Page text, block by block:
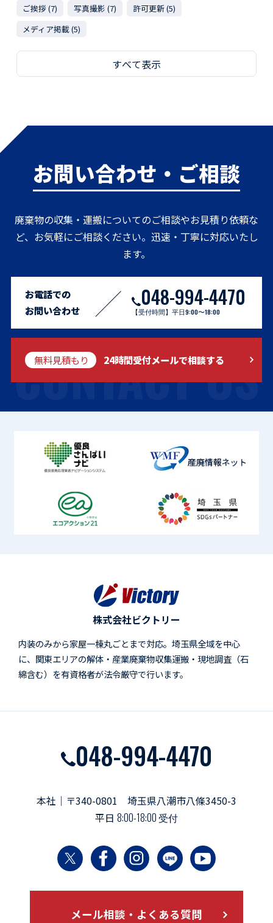
ご挨拶 (7) 写真撮影 (7)
許可更新 (5)
メディア掲載 (5)
すべて表示
お問い合わせ・ご相談
廃棄物の収集・運搬についてのご相談やお見積り依頼な
ど、お気軽にご相談ください。迅速・丁寧に対応いたし
ます。
CONTACT US
お電話での
お問い合わせ
048-994-4470
【受付時間】平日9:00〜18:00
無料見積もり 24時間受付メールで相談する
株式会社ビクトリー
内装のみから家屋一棟丸ごとまで対応。埼玉県全域を中心
に、関東エリアの解体・産業廃棄物収集運搬・現地調査（石
綿含む）を有資格者が法令厳守で行います。
048-994-4470
本社｜〒340-0801 埼玉県八潮市八條3450-3
平日 8:00-18:00 受付
メール相談・よくある質問